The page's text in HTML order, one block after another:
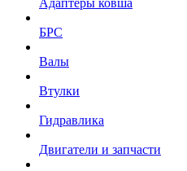
Адаптеры ковша
БРС
Валы
Втулки
Гидравлика
Двигатели и запчасти